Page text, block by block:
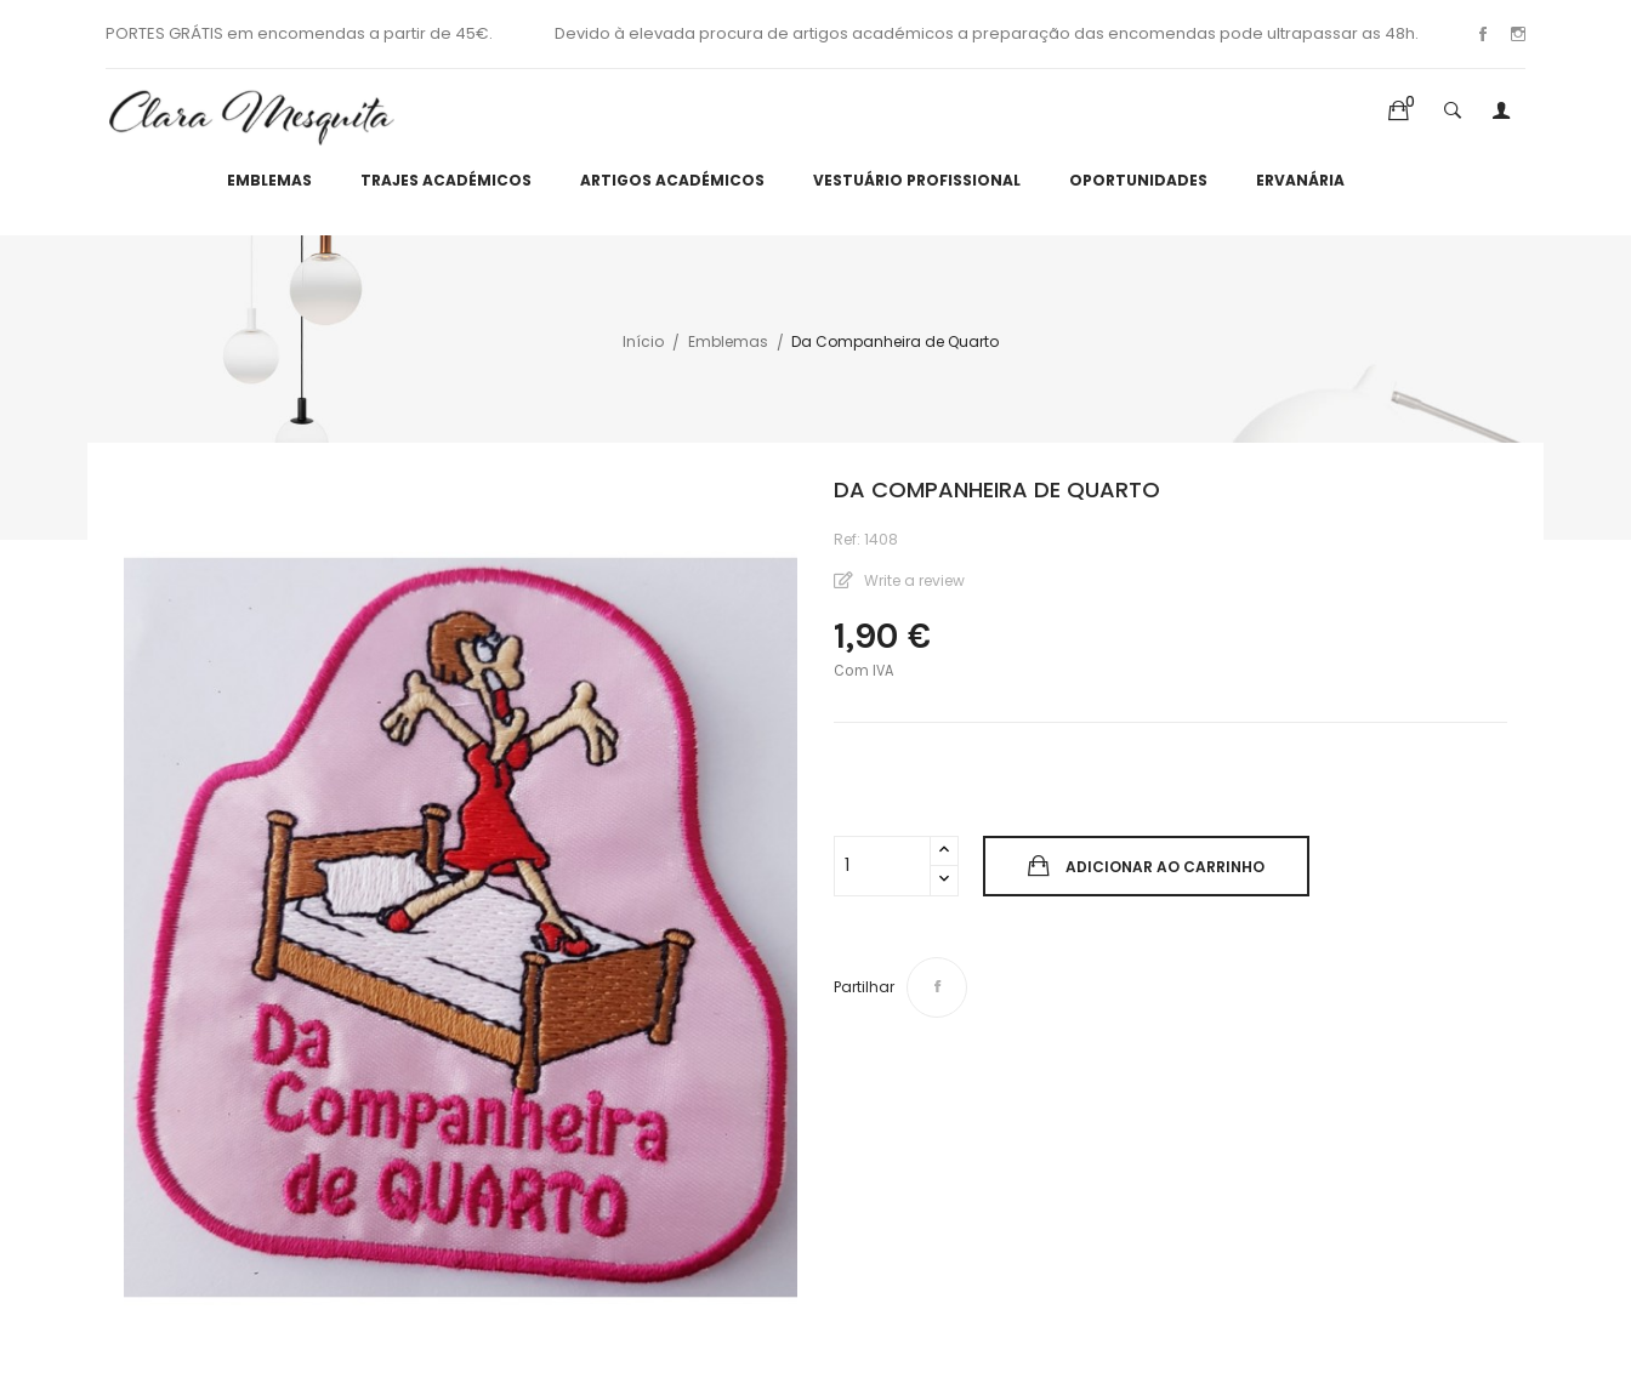
PORTES GRÁTIS em encomendas a partir de 45€. Devido à elevada procura de artigos académicos a preparação das encomendas pode ultrapassar as 48h.
0
EMBLEMAS TRAJES ACADÉMICOS ARTIGOS ACADÉMICOS VESTUÁRIO PROFISSIONAL OPORTUNIDADES ERVANÁRIA
Início Emblemas Da Companheira de Quarto
DA COMPANHEIRA DE QUARTO
Ref: 1408
Write a review
1,90 €
Com IVA
ADICIONAR AO CARRINHO
Partilhar